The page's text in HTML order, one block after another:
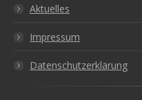
Aktuelles
Impressum
Datenschutzerklärung